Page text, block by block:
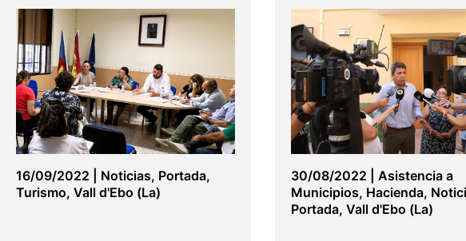
16/09/2022 Noticias, Portada,
Turismo, Vall d'Ebo (La)
30/08/2022
Asistencia a
Municipios, Hacienda,
Portada, Vall d'Ebo (La)